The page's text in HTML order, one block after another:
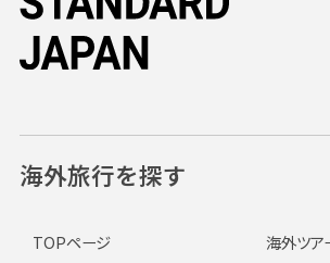
海外旅行を探す
TOPページ
海外ツア